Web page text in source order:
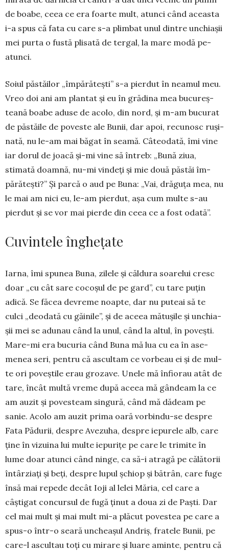
de boabe, ceea ce era foarte mult, atunci când aceasta
i-a spus că fata cu care s-a plimbat unul dintre unchiașii
mei purta o fustă plisată de tergal, la mare modă pe-
atunci.
Soiul păstăilor „împără­tești” s-a pierdut în nea­mul meu.
Vreo doi ani am plan­tat și eu în grădina mea bu­cu­reș­
teană boabe aduse de acolo, din nord, și m-am bu­cu­rat
de păstăile de po­veste ale Bunii, dar apoi, recunosc ruși­
nată, nu le-am mai băgat în sea­mă. Câ­teodată, îmi vine
iar do­rul de joacă și-mi vine să întreb: „Bu­nă ziua,
stimată doam­nă, nu-mi vin­deți și mie două păs­tăi îm­
părătești?” Și parcă o aud pe Buna: „Vai, drăguța mea, nu
le mai am nici eu, le-am pierdut, așa cum mul­te s-au
pierdut și se vor mai pier­de din ceea ce a fost odată”.
Cuvintele înghețate
Iarna, îmi spunea Buna, zi­lele și căldura soarelui cresc
doar „cu cât sare coco­șul de pe gard”, cu tare puțin
adică. Se făcea devreme noap­te, dar nu puteai să te
culci „deodată cu găinile”, și de aceea mătușile și unchia­
șii mei se adunau când la unul, când la altul, în po­vești.
Mare-mi era bucuria când Buna mă lua cu ea în ase­
menea seri, pentru că as­cul­tam ce vorbeau ei și de mul­
te ori poveștile erau gro­zave. Une­le mă înfiorau atât de
tare, încât multă vreme după aceea mă gândeam la ce
am auzit și poves­team singură, când mă dădeam pe
sanie. Aco­lo am au­zit prima oară vorbindu-se des­pre
Fata Pă­durii, despre Ave­zu­ha, despre ie­purele alb, care
ține în vizuina lui multe iepurițe pe care le trimite în
lume doar atunci când ninge, ca să-i atragă pe călă­torii
întârziați și beți, despre lupul șchiop și bătrân, care fuge
însă mai repede decât Ioji al lelei Măria, cel care a
câștigat concursul de fugă ținut a doua zi de Paști. Dar
cel mai mult și mai mult mi-a plăcut povestea pe care a
spus-o într-o seară uncheașul Andriș, fratele Bunii, pe
care-l ascultau toți cu mirare și luare aminte, pentru că